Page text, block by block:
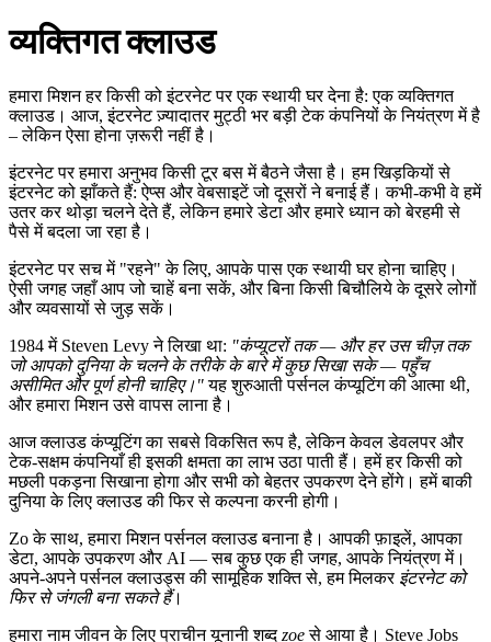
व्यक्तिगत क्लाउड
हमारा मिशन हर किसी को इंटरनेट पर एक स्थायी घर देना है: एक व्यक्तिगत
क्लाउड। आज, इंटरनेट ज़्यादातर मुट्ठी भर बड़ी टेक कंपनियों के नियंत्रण में है
– लेकिन ऐसा होना ज़रूरी नहीं है।
इंटरनेट पर हमारा अनुभव किसी टूर बस में बैठने जैसा है। हम खिड़कियों से
इंटरनेट को झाँकते हैं: ऐप्स और वेबसाइटें जो दूसरों ने बनाई हैं। कभी-कभी वे हमें
उतर कर थोड़ा चलने देते हैं, लेकिन हमारे डेटा और हमारे ध्यान को बेरहमी से
पैसे में बदला जा रहा है।
इंटरनेट पर सच में "रहने" के लिए, आपके पास एक स्थायी घर होना चाहिए।
ऐसी जगह जहाँ आप जो चाहें बना सकें, और बिना किसी बिचौलिये के दूसरे लोगों
और व्यवसायों से जुड़ सकें।
1984 में Steven Levy ने लिखा था: "कंप्यूटरों तक — और हर उस चीज़ तक
जो आपको दुनिया के चलने के तरीके के बारे में कुछ सिखा सके — पहुँच
असीमित और पूर्ण होनी चाहिए।"यह शुरुआती पर्सनल कंप्यूटिंग की आत्मा थी,
और हमारा मिशन उसे वापस लाना है।
आज क्लाउड कंप्यूटिंग का सबसे विकसित रूप है, लेकिन केवल डेवलपर और
टेक-सक्षम कंपनियाँ ही इसकी क्षमता का लाभ उठा पाती हैं। हमें हर किसी को
मछली पकड़ना सिखाना होगा और सभी को बेहतर उपकरण देने होंगे। हमें बाकी
दुनिया के लिए क्लाउड की फिर से कल्पना करनी होगी।
Zo के साथ, हमारा मिशन पर्सनल क्लाउड बनाना है। आपकी फ़ाइलें, आपका
डेटा, आपके उपकरण और AI — सब कुछ एक ही जगह, आपके नियंत्रण में।
अपने-अपने पर्सनल क्लाउड्स की सामूहिक शक्ति से, हम मिलकर इंटरनेट को
फिर से जंगली बना सकते हैं।
हमारा नाम जीवन के लिए प्राचीन यूनानी शब्दzoeसे आया है। Steve Jobs